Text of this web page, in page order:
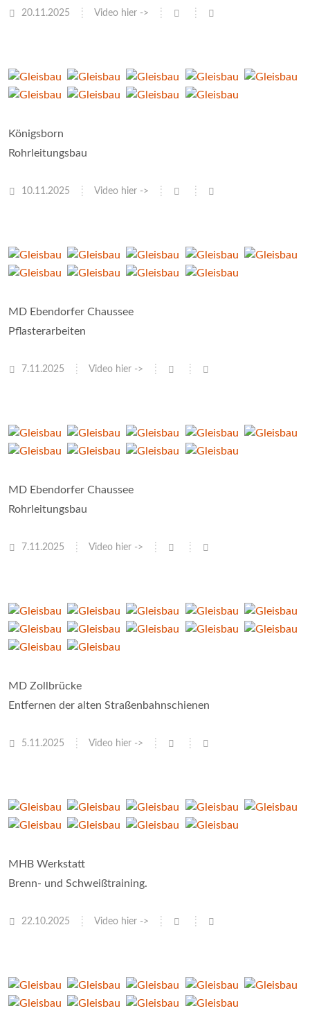
20.11.2025 Video hier ->
Königsborn
Rohrleitungsbau
10.11.2025 Video hier ->
MD Ebendorfer Chaussee
Pflasterarbeiten
7.11.2025 Video hier ->
MD Ebendorfer Chaussee
Rohrleitungsbau
7.11.2025 Video hier ->
MD Zollbrücke
Entfernen der alten Straßenbahnschienen
5.11.2025 Video hier ->
MHB Werkstatt
Brenn- und Schweißtraining.
22.10.2025 Video hier ->